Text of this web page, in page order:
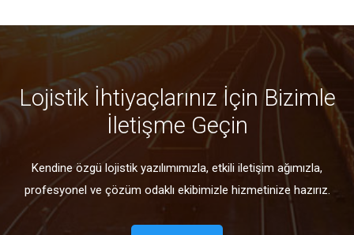
Lojistik İhtiyaçlarınız İçin Bizimle
İletişme Geçin
Kendine özgü lojistik yazılımımızla, etkili iletişim ağımızla,
profesyonel ve çözüm odaklı ekibimizle hizmetinize hazırız.